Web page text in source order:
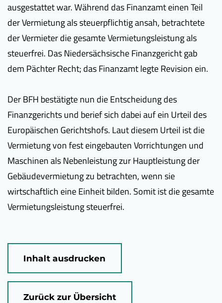
ausgestattet war. Während das Finanzamt einen Teil
der Vermietung als steuerpflichtig ansah, betrachtete
der Vermieter die gesamte Vermietungsleistung als
steuerfrei. Das Niedersächsische Finanzgericht gab
dem Pächter Recht; das Finanzamt legte Revision ein.
Der BFH bestätigte nun die Entscheidung des
Finanzgerichts und berief sich dabei auf ein Urteil des
Europäischen Gerichtshofs. Laut diesem Urteil ist die
Vermietung von fest eingebauten Vorrichtungen und
Maschinen als Nebenleistung zur Hauptleistung der
Gebäudevermietung zu betrachten, wenn sie
wirtschaftlich eine Einheit bilden. Somit ist die gesamte
Vermietungsleistung steuerfrei.
Inhalt ausdrucken
Zurück zur Übersicht